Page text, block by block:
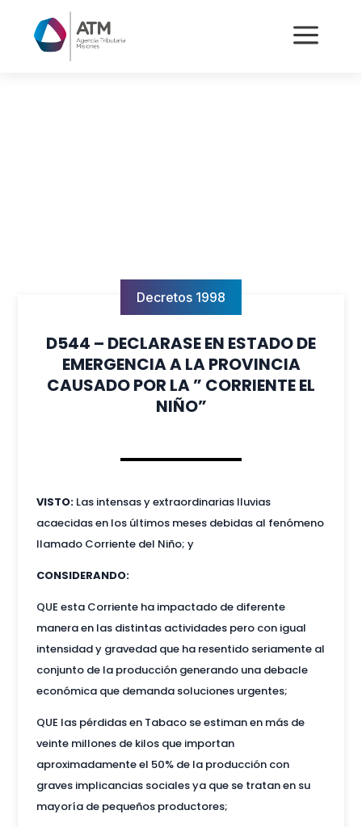
a
Decretos 1998
D544 – DECLARASE EN ESTADO DE
EMERGENCIA A LA PROVINCIA
CAUSADO POR LA ” CORRIENTE EL
NIÑO”
VISTO:Las intensas y extraordinarias lluvias
acaecidas en los últimos meses debidas al fenómeno
llamado Corriente del Niño; y
CONSIDERANDO:
QUE esta Corriente ha impactado de diferente
manera en las distintas actividades pero con igual
intensidad y gravedad que ha resentido seriamente al
conjunto de la producción generando una debacle
económica que demanda soluciones urgentes;
QUE las pérdidas en Tabaco se estiman en más de
veinte millones de kilos que importan
aproximadamente el 50% de la producción con
graves implicancias sociales ya que se tratan en su
mayoría de pequeños productores;